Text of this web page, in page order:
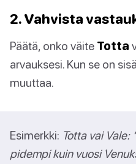
2. Vahvista
Päätä, onko väite Totta
arvauksesi. Kun se on
muuttaa.
Esimerkki: Totta vai Vale:
pidempi kuin vuosi